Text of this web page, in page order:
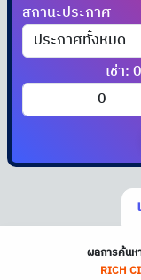
สถานะประกาศ
เช่า:
ผลการค้นห
RICH